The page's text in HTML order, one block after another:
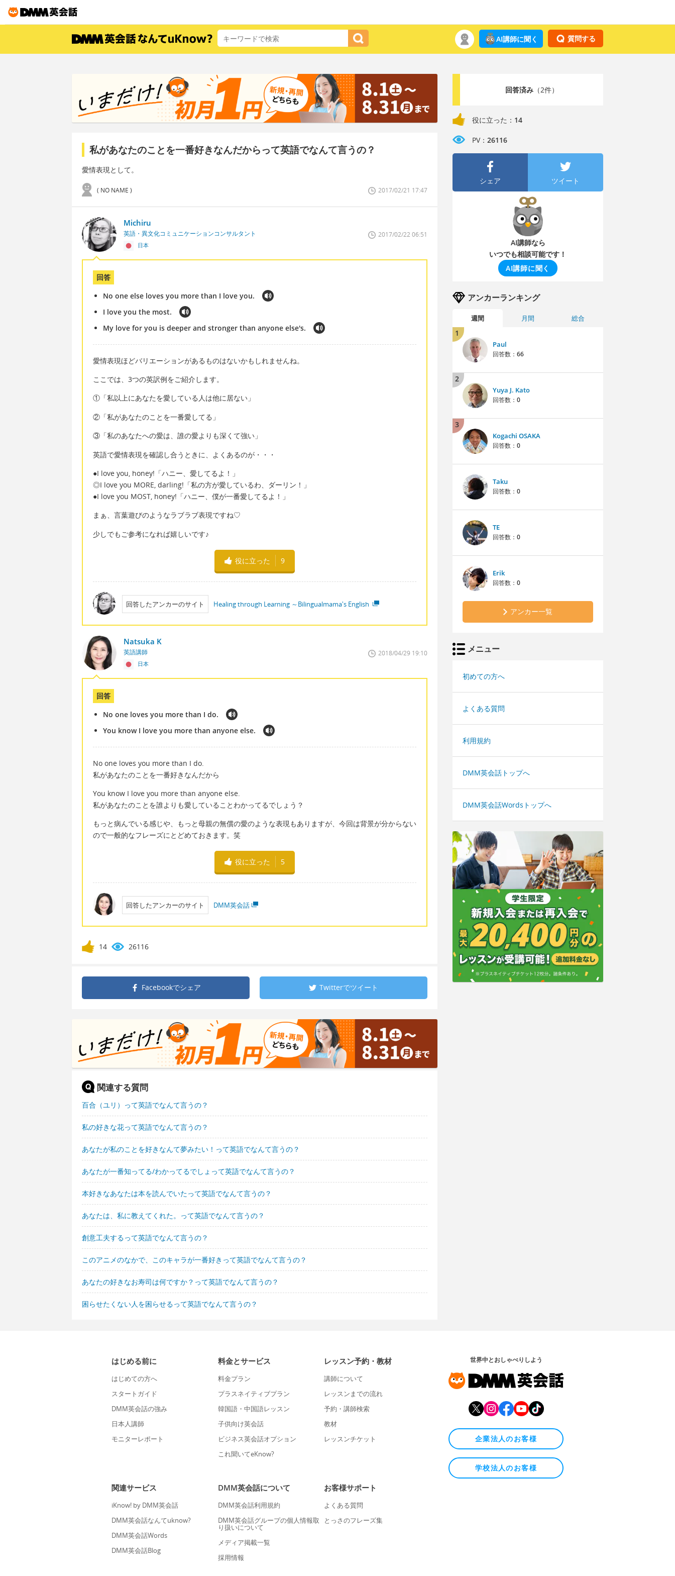
質問する
AI講師に聞く
私があなたのことを一番好きなんだからって英語でなんて言うの？
愛情表現として。
( NO NAME ) 2017/02/21 17:47
Michiru
英語・異文化コミュニケーションコンサルタント
日本
2017/02/22 06:51
回答
No one else loves you more than I love you.
I love you the most.
My love for you is deeper and stronger than anyone else's.
愛情表現ほどバリエーションがあるものはないかもしれませんね。
ここでは、3つの英訳例をご紹介します。
①「私以上にあなたを愛している人は他に居ない」
②「私があなたのことを一番愛してる」
③「私のあなたへの愛は、誰の愛よりも深くて強い」
英語で愛情表現を確認し合うときに、よくあるのが・・・
●I love you, honey!「ハニー、愛してるよ！」
◎I love you MORE, darling!「私の方が愛しているわ、ダーリン！」
●I love you MOST, honey!「ハニー、僕が一番愛してるよ！」
まぁ、言葉遊びのようなラブラブ表現ですね♡
少しでもご参考になれば嬉しいです♪
役に立った 9
回答したアンカーのサイト Healing through Learning ～Bilingualmama's English
Natsuka K
英語講師
日本
2018/04/29 19:10
回答
No one loves you more than I do.
You know I love you more than anyone else.
No one loves you more than I do.
私があなたのことを一番好きなんだから
You know I love you more than anyone else.
私があなたのことを誰よりも愛していることわかってるでしょう？
もっと病んでいる感じや、もっと母親の無償の愛のような表現もありますが、今回は背景が分からない
ので一般的なフレーズにとどめておきます。笑
役に立った 5
回答したアンカーのサイト DMM英会話
14 26116
Facebookでシェア Twitterでツイート
関連する質問
百合（ユリ）って英語でなんて言うの？
私の好きな花って英語でなんて言うの？
あなたが私のことを好きなんて夢みたい！って英語でなんて言うの？
あなたが一番知ってる/わかってるでしょって英語でなんて言うの？
本好きなあなたは本を読んでいたって英語でなんて言うの？
あなたは、私に教えてくれた。って英語でなんて言うの？
創意工夫するって英語でなんて言うの？
このアニメのなかで、このキャラが一番好きって英語でなんて言うの？
あなたの好きなお寿司は何ですか？って英語でなんて言うの？
困らせたくない人を困らせるって英語でなんて言うの？
回答済み（2件）
役に立った： 14
PV： 26116
シェア ツイート
AI講師なら
いつでも相談可能です！
AI講師に聞く
アンカーランキング
週間 月間 総合
1
Paul
回答数： 66
2
Yuya J. Kato
回答数： 0
3
Kogachi OSAKA
回答数： 0
Taku
回答数： 0
TE
回答数： 0
Erik
回答数： 0
アンカー一覧
メニュー
初めての方へ
よくある質問
利用規約
DMM英会話トップへ
DMM英会話Wordsトップへ
はじめる前に
はじめての方へ
スタートガイド
DMM英会話の強み
日本人講師
モニターレポート
料金とサービス
料金プラン
プラスネイティブプラン
韓国語・中国語レッスン
子供向け英会話
ビジネス英会話オプション
これ聞いてeKnow?
レッスン予約・教材
講師について
レッスンまでの流れ
予約・講師検索
教材
レッスンチケット
関連サービス
iKnow! by DMM英会話
DMM英会話なんてuknow?
DMM英会話Words
DMM英会話Blog
DMM英会話について
DMM英会話利用規約
DMM英会話グループの個人情報取
り扱いについて
メディア掲載一覧
採用情報
お客様サポート
よくある質問
とっさのフレーズ集
世界中とおしゃべりしよう
企業法人のお客様
学校法人のお客様